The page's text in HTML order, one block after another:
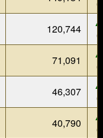
120,744
▲
71,091
▲
46,307
▲
40,790
▲